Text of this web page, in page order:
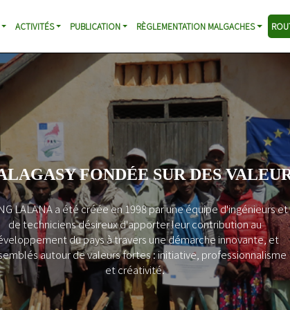
ACTIVITÉS PUBLICATION RÈGLEMENTATION MALGACHES